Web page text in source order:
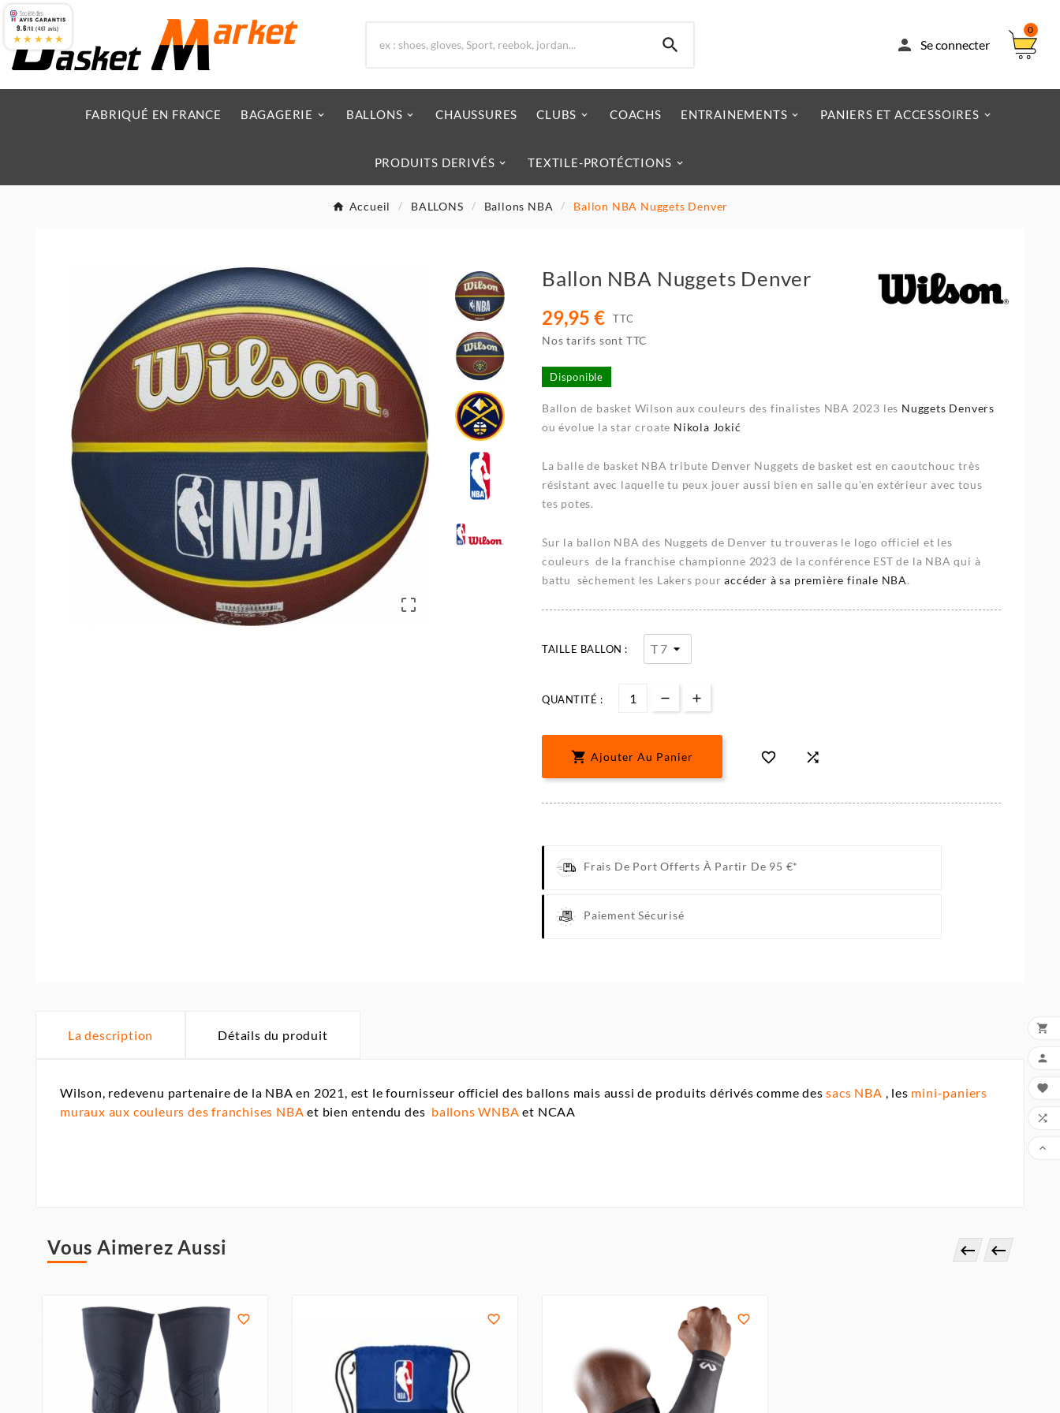
  Se connecter
0
FABRIQUÉ EN FRANCE BAGAGERIE BALLONS CHAUSSURES CLUBS COACHS ENTRAINEMENTS PANIERS ET ACCESSOIRES
PRODUITS DERIVÉS TEXTILE-PROTÉCTIONS
Accueil BALLONS Ballons NBA Ballon NBA Nuggets Denver

Ballon NBA Nuggets Denver
29,95 € TTC
Nos tarifs sont TTC
Disponible
Ballon de basket Wilson aux couleurs des finalistes NBA 2023 les Nuggets Denvers
ou évolue la star croate Nikola Jokić
La balle de basket NBA tribute Denver Nuggets de basket est en caoutchouc très
résistant avec laquelle tu peux jouer aussi bien en salle qu'en extérieur avec tous
tes potes.
Sur la ballon NBA des Nuggets de Denver tu trouveras le logo officiel et les
couleurs de la franchise championne 2023 de la conférence EST de la NBA qui à
battu sèchement les Lakers pouraccéder à sa première finale NBA.
TAILLE BALLON :
QUANTITÉ :
 Ajouter Au Panier  
Frais De Port Offerts À Partir De 95 €*
Paiement Sécurisé
La description Détails du produit
Wilson, redevenu partenaire de la NBA en 2021, est le fournisseur officiel des ballons mais aussi de produits dérivés comme dessacs NBA , les mini-paniers
muraux aux couleurs des franchises NBA et bien entendu des ballons WNBA et NCAA
Vous Aimerez Aussi  
  





9.6/10 (467 avis)
★★★★★